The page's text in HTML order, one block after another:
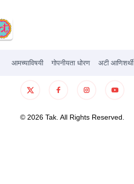
आमच्याविषयी गोपनीयता धोरण अटी आणिशर्थी
©2026 Tak. All Rights Reserved.